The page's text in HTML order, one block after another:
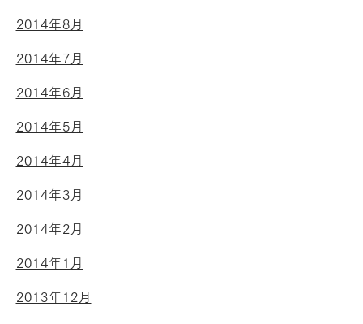
2014年8月
2014年7月
2014年6月
2014年5月
2014年4月
2014年3月
2014年2月
2014年1月
2013年12月